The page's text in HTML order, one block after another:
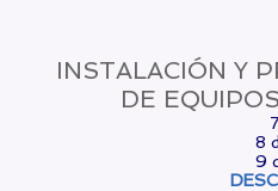
INSTALACIÓN Y
DE
8
9